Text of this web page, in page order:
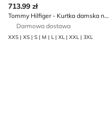
713.99 zł
Tommy Hilfiger - Kurtka damska na jesień
Darmowa dostawa
XXS | XS | S | M | L | XL | XXL | 3XL